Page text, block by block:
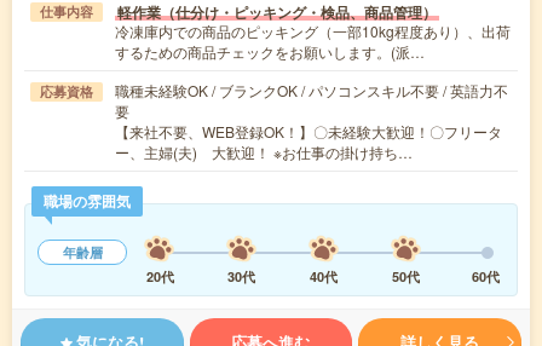
仕事内容 軽作業（仕分け・ピッキング・検品、商品管理）
冷凍庫内での商品のピッキング（一部10kg程度あり）、出荷
するための商品チェックをお願いします。(派…
応募資格
職種未経験OK / ブランクOK / パソコンスキル不要 / 英語力不
要
【来社不要、WEB登録OK！】〇未経験大歓迎！〇フリータ
ー、主婦(夫) 大歓迎！ ※お仕事の掛け持ち…
職場の雰囲気
年齢層
20代
30代 40代 50代 60代